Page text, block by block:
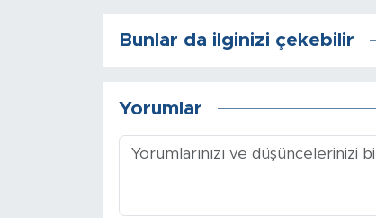
Bunlar da ilginizi çekebilir
Yorumlar